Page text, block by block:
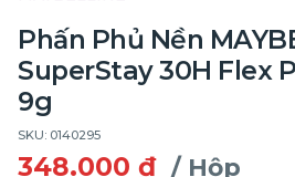
Phấn Phủ Nền
SuperStay 30H Flex
9g
SKU: 0140295
348.000 ₫ / Hộp